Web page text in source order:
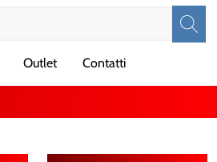
Outlet Contatti